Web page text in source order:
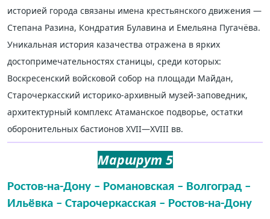
историей города связаны имена крестьянского движения —
Степана Разина, Кондратия Булавина и Емельяна Пугачёва.
Уникальная история казачества отражена в ярких
достопримечательностях станицы, среди которых:
Воскресенский войсковой собор на площади Майдан,
Старочеркасский историко-архивный музей-заповедник,
архитектурный комплекс Атаманское подворье, остатки
оборонительных бастионов XVII—XVIII вв.
Маршрут 5
Ростов-на-Дону – Романовская – Волгоград –
Ильёвка – Старочеркасская – Ростов-на-Дону